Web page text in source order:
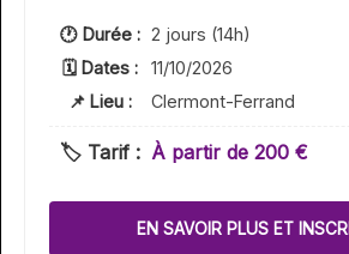
🕐 Durée : 2 jours (14h)
🗓 Dates :
11/10/2026
📌 Lieu :
Clermont-Ferrand
🏷️ Tarif : À partir de 200 €
EN SAVOIR PLUS ET